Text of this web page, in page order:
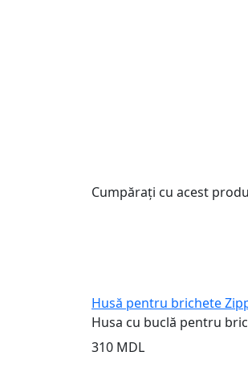
Cumpărați cu acest
Husă pentru brichete
Husa cu buclă pentru
310 MDL